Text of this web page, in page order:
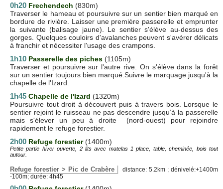
0h20 Frechendech (830m)
Traverser le hameau et poursuivre sur un sentier bien marqué en
bordure de rivière. Laisser une première passerelle et emprunter
la suivante (balisage jaune). Le sentier s'élève au-dessus des
gorges. Quelques couloirs d'avalanches peuvent s'avérer délicats
à franchir et nécessiter l'usage des crampons.
1h10 Passerelle des piches (1105m)
Traverser et poursuivre sur l'autre rive. On s'élève dans la forêt
sur un sentier toujours bien marqué.Suivre le marquage jusqu'à la
chapelle de l'Izard.
1h45 Chapelle de l'Izard (1320m)
Poursuivre tout droit à découvert puis à travers bois. Lorsque le
sentier rejoint le ruisseau ne pas descendre jusqu’à la passerelle
mais s'élever un peu à droite (nord-ouest) pour rejoindre
rapidement le refuge forestier.
2h00 Refuge forestier (1400m)
Petite partie hiver ouverte, 2 lits avec matelas 1 place, table, cheminée, bois tout
autour.
Refuge forestier > Pic de Crabère
distance: 5.2km ; dénivelé:+1400m
-100m; durée: 4h45